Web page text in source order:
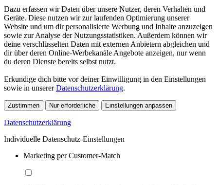
Dazu erfassen wir Daten über unsere Nutzer, deren Verhalten und
Geräte. Diese nutzen wir zur laufenden Optimierung unserer
Website und um dir personalisierte Werbung und Inhalte anzuzeigen
sowie zur Analyse der Nutzungsstatistiken. Außerdem können wir
deine verschlüsselten Daten mit externen Anbietern abgleichen und
dir über deren Online-Werbekanäle Angebote anzeigen, nur wenn
du deren Dienste bereits selbst nutzt.
Erkundige dich bitte vor deiner Einwilligung in den Einstellungen
sowie in unsererDatenschutzerklärung.
Zustimmen Nur erforderliche Einstellungen anpassen
Datenschutzerklärung
Individuelle Datenschutz-Einstellungen
Marketing per Customer-Match